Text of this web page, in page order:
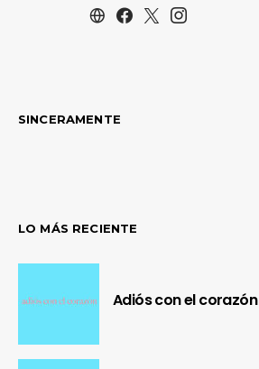
SINCERAMENTE
LO MÁS RECIENTE
Adiós con el corazón